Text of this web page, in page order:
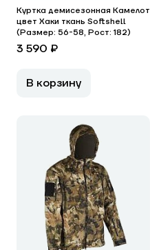
Куртка демисезонная Камелот
цвет Хаки ткань Softshell
(Размер: 56-58, Рост: 182)
3 590 ₽
В корзину